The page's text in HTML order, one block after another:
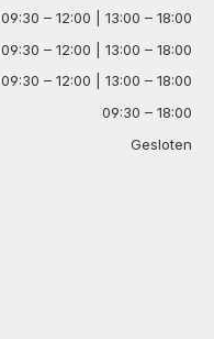
09:30 – 12:00 | 13:00 – 18:00
09:30 – 12:00 | 13:00 – 18:00
09:30 – 12:00 | 13:00 – 18:00
09:30 – 18:00
Gesloten